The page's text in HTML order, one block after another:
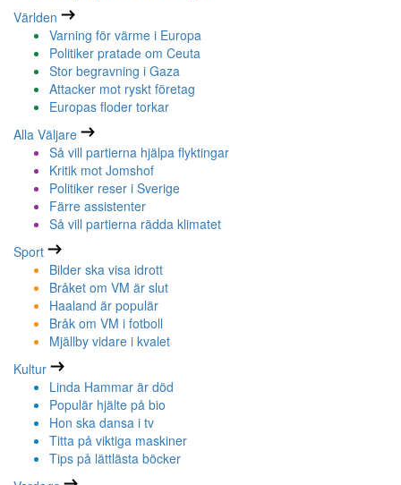
Världen
Varning för värme i Europa
Politiker pratade om Ceuta
Stor begravning i Gaza
Attacker mot ryskt företag
Europas floder torkar
Alla Väljare
Så vill partierna hjälpa flyktingar
Kritik mot Jomshof
Politiker reser i Sverige
Färre assistenter
Så vill partierna rädda klimatet
Sport
Bilder ska visa idrott
Bråket om VM är slut
Haaland är populär
Bråk om VM i fotboll
Mjällby vidare i kvalet
Kultur
Linda Hammar är död
Populär hjälte på bio
Hon ska dansa i tv
Titta på viktiga maskiner
Tips på lättlästa böcker